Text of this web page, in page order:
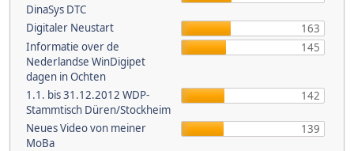
DinaSys DTC
Digitaler Neustart
163
Informatie over de
Nederlandse WinDigipet
dagen in Ochten
145
1.1. bis 31.12.2012 WDP-
Stammtisch Düren/Stockheim
142
Neues Video von meiner
MoBa
139